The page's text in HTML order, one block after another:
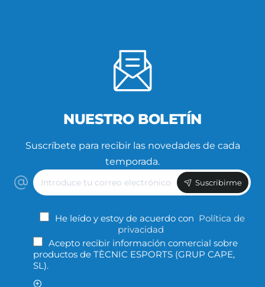
NUESTRO BOLETÍN
Suscríbete para recibir las novedades de cada
temporada.
Introduce
tu
correo
Suscribirme
He leído y estoy de acuerdo con Política de
privacidad
Acepto recibir información comercial sobre
productos de TÈCNIC ESPORTS (GRUP CAPE,
SL).